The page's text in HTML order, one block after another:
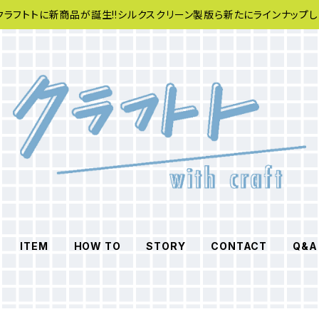
ラフトトに新商品が誕生!!シルクスクリーン製版ら新たにラインナップ
ITEM HOW TO STORY CONTACT Q&A